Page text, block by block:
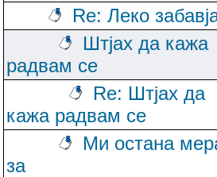
Re: Леко
Штјах да кажа
радвам се
Re: Штјах да
кажа радвам се
Ми остана
за